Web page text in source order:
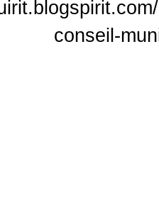
conseil-